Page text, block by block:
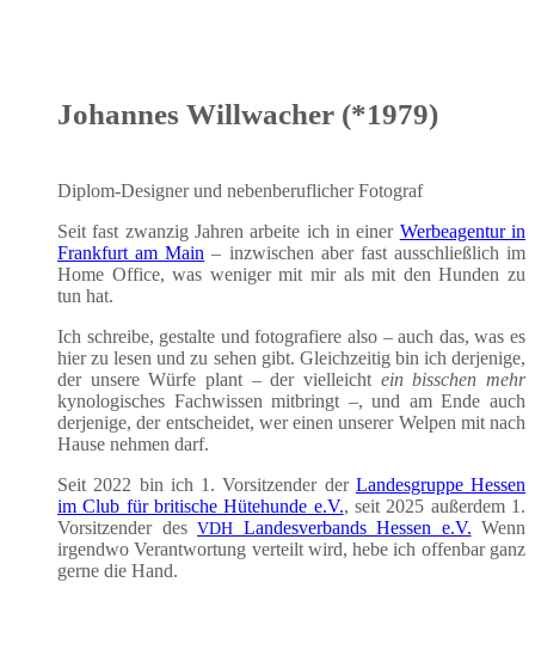
Johannes Willwacher (*1979)
Diplom-Desi­gner und neben­be­ruf­li­cher Fotograf
Seit fast zwan­zig Jah­ren arbei­te ich in einer Wer­be­agen­tur in
Frank­furt am Main – inzwi­schen aber fast aus­schließ­lich im
Home Office, was weni­ger mit mir als mit den Hun­den zu
tun hat.
Ich schrei­be, gestal­te und foto­gra­fie­re also – auch das, was es
hier zu lesen und zu sehen gibt. Gleich­zei­tig bin ich der­je­ni­ge,
der unse­re Wür­fe plant – der viel­leicht ein biss­chen mehr
kyno­lo­gi­sches Fach­wis­sen mit­bringt –, und am Ende auch
der­je­ni­ge, der ent­schei­det, wer einen unse­rer Wel­pen mit nach
Hau­se neh­men darf.
Seit 2022 bin ich 1. Vor­sit­zen­der der Lan­des­grup­pe Hes­sen
im Club für bri­ti­sche Hüte­hun­de e.V., seit 2025 außer­dem 1.
Vor­sit­zen­der des VDH Lan­des­ver­bands Hes­sen e.V. Wenn
irgend­wo Ver­ant­wor­tung ver­teilt wird, hebe ich offen­bar ganz
ger­ne die Hand.